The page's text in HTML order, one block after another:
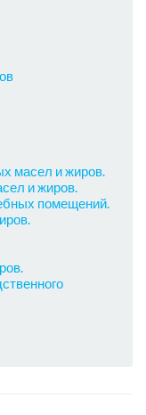
масел и жиров.
и жиров.
помещений.